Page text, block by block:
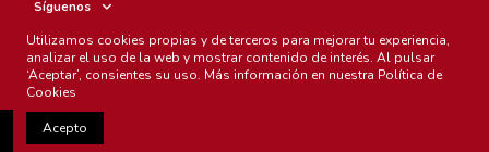
Síguenos
Boletín
Chunichi Comics
Utilizamos cookies propias y de terceros para mejorar tu experiencia,
analizar el uso de la web y mostrar contenido de interés. Al pulsar
‘Aceptar’, consientes su uso. Más información en nuestra Política de
Cookies
Acepto